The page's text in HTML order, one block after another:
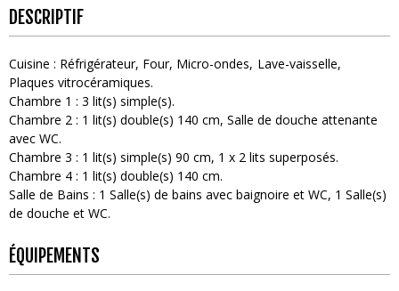
DESCRIPTIF
Cuisine : Réfrigérateur Four Micro-ondes Lave-vaisselle
Plaques vitrocéramiques
Chambre 1 : 3 lit(s) simple(s)
Chambre 2 : 1 lit(s) double(s) 140 cm Salle de douche attenante
avec WC
Chambre 3 : 1 lit(s) simple(s) 90 cm 1 x 2 lits superposés
Chambre 4 : 1 lit(s) double(s) 140 cm
Salle de Bains : 1 Salle(s) de bains avec baignoire et WC 1 Salle(s)
de douche et WC
ÉQUIPEMENTS